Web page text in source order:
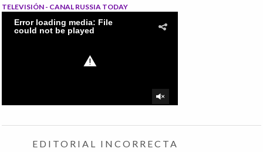
TELEVISIÓN - CANAL RUSSIA TODAY
EDITORIAL INCORRECTA